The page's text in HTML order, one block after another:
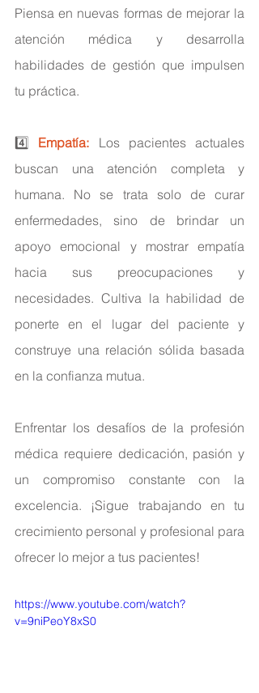
Piensa en nuevas formas de mejorar la
atención médica y desarrolla
habilidades de gestión que impulsen
tu práctica.
4️⃣ Empatía: Los pacientes actuales
buscan una atención completa y
humana. No se trata solo de curar
enfermedades, sino de brindar un
apoyo emocional y mostrar empatía
hacia sus preocupaciones y
necesidades. Cultiva la habilidad de
ponerte en el lugar del paciente y
construye una relación sólida basada
en la confianza mutua.
Enfrentar los desafíos de la profesión
médica requiere dedicación, pasión y
un compromiso constante con la
excelencia. ¡Sigue trabajando en tu
crecimiento personal y profesional para
ofrecer lo mejor a tus pacientes!
https://www.youtube.com/watch?
v=9niPeoY8xS0